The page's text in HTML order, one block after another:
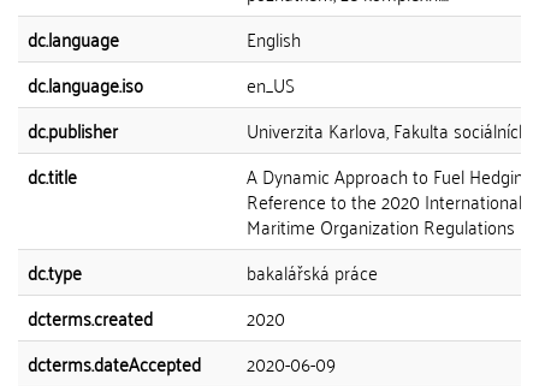
dc.language
English
dc.language.iso
en_US
dc.publisher
Univerzita Karlova, Fakulta sociálních
dc.title
A Dynamic Approach to Fuel
Reference to the 2020 International
Maritime Organization Regulations
dc.type
bakalářská práce
dcterms.created
2020
dcterms.dateAccepted
2020-06-09